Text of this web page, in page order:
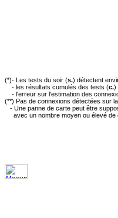
(*)- Les tests du soir (s.) détectent
- les résultats cumulés des tests (c.)
- l'erreur sur l'estimation des
(**) Pas de connexions détectées sur
- Une panne de carte peut être
avec un nombre moyen ou élevé de